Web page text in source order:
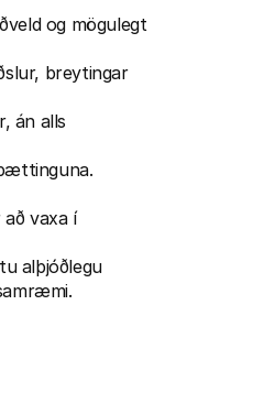
og mögulegt
breytingar
án alls
vaxa í
alþjóðlegu